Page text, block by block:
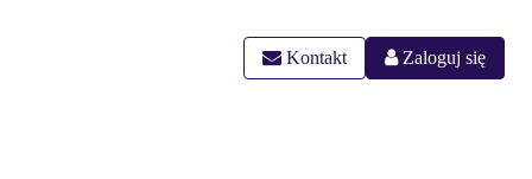
Kontakt Zaloguj się